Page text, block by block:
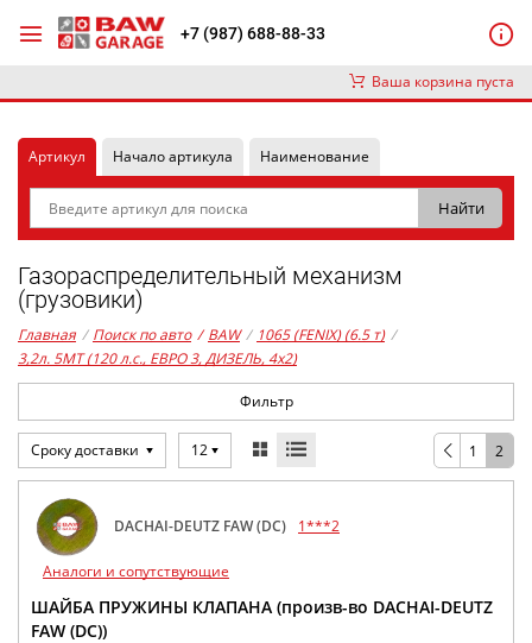
+7 (987) 688-88-33
Ваша корзина пуста
Артикул Начало артикула Наименование
Газораспределительный механизм
(грузовики)
Главная / Поиск по авто / BAW / 1065 (FENIX) (6.5 т) /
3,2л. 5MT (120 л.с., ЕВРО 3, ДИЗЕЛЬ, 4x2)
Фильтр
Сроку доставки 12 1 2
DACHAI-DEUTZ FAW (DC) 1***2
Аналоги и сопутствующие
ШАЙБА ПРУЖИНЫ КЛАПАНА (произв-во DACHAI-DEUTZ
FAW (DC))